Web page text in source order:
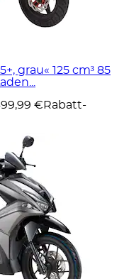
grau« 125 cm³ 85
€ Rabatt-